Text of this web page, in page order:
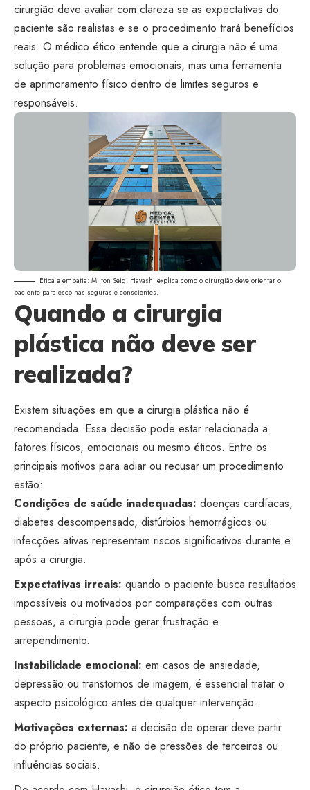
cirurgião deve avaliar com clareza se as expectativas do
paciente são realistas e se o procedimento trará benefícios
reais. O médico ético entende que a cirurgia não é uma
solução para problemas emocionais, mas uma ferramenta
de aprimoramento físico dentro de limites seguros e
responsáveis.
Ética e empatia: Milton Seigi Hayashi explica como o cirurgião deve orientar o
paciente para escolhas seguras e conscientes.
Quando a cirurgia
plástica não deve ser
realizada?
Existem situações em que a cirurgia plástica não é
recomendada. Essa decisão pode estar relacionada a
fatores físicos, emocionais ou mesmo éticos. Entre os
principais motivos para adiar ou recusar um procedimento
estão:
Condições de saúde inadequadas: doenças cardíacas,
diabetes descompensado, distúrbios hemorrágicos ou
infecções ativas representam riscos significativos durante e
após a cirurgia.
Expectativas irreais: quando o paciente busca resultados
impossíveis ou motivados por comparações com outras
pessoas, a cirurgia pode gerar frustração e
arrependimento.
Instabilidade emocional: em casos de ansiedade,
depressão ou transtornos de imagem, é essencial tratar o
aspecto psicológico antes de qualquer intervenção.
Motivações externas: a decisão de operar deve partir
do próprio paciente, e não de pressões de terceiros ou
influências sociais.